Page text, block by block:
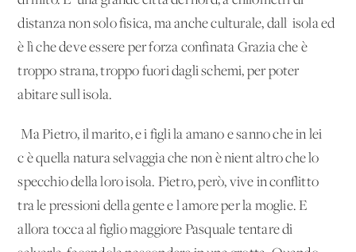
distanza non solo fisica, ma anche culturale, dall' isola ed
è lì che deve essere per forza confinata Grazia che è
troppo strana, troppo fuori dagli schemi, per poter
abitare sull'isola.
Ma Pietro, il marito, e i figli la amano e sanno che in lei
c'è quella natura selvaggia che non è nient'altro che lo
specchio della loro isola. Pietro, però, vive in conflitto
tra le pressioni della gente e l'amore per la moglie. E
allora tocca al figlio maggiore Pasquale tentare di